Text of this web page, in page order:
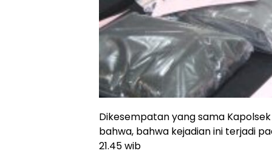
Dikesempatan yang sama
bahwa, bahwa kejadian ini terjadi
21.45 wib